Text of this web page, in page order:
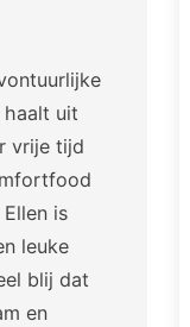
haalt uit
vrije tijd
is
leuke
blij dat
en